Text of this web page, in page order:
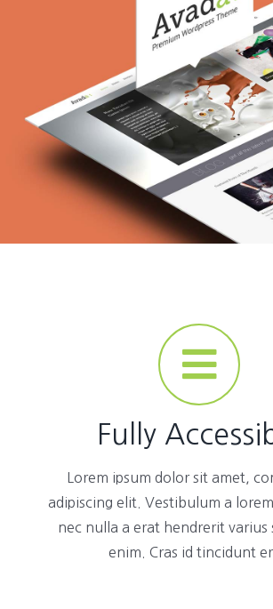
Fully
Lorem ipsum dolor sit amet,
adipiscing elit. Vestibulum a
nec nulla a erat hendrerit varius
enim. Cras id tincidunt